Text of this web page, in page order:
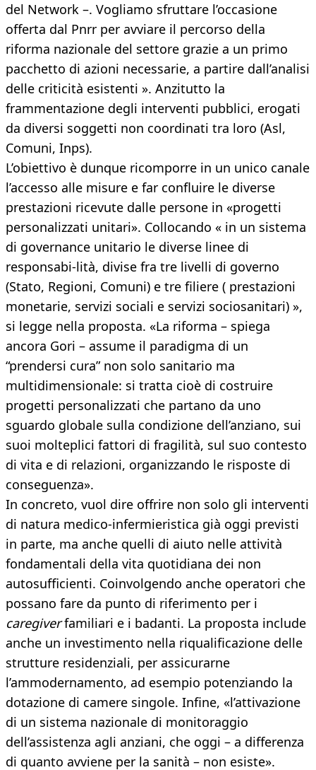
del Network –. Vogliamo sfruttare l’occasione
offerta dal Pnrr per avviare il percorso della
riforma nazionale del settore grazie a un primo
pacchetto di azioni necessarie, a partire dall’analisi
delle criticità esistenti ». Anzitutto la
frammentazione degli interventi pubblici, erogati
da diversi soggetti non coordinati tra loro (Asl,
Comuni, Inps).
L’obiettivo è dunque ricomporre in un unico canale
l’accesso alle misure e far confluire le diverse
prestazioni ricevute dalle persone in «progetti
personalizzati unitari». Collocando « in un sistema
di governance unitario le diverse linee di
responsabi-lità, divise fra tre livelli di governo
(Stato, Regioni, Comuni) e tre filiere ( prestazioni
monetarie, servizi sociali e servizi sociosanitari) »,
si legge nella proposta. «La riforma – spiega
ancora Gori – assume il paradigma di un
“prendersi cura” non solo sanitario ma
multidimensionale: si tratta cioè di costruire
progetti personalizzati che partano da uno
sguardo globale sulla condizione dell’anziano, sui
suoi molteplici fattori di fragilità, sul suo contesto
di vita e di relazioni, organizzando le risposte di
conseguenza».
In concreto, vuol dire offrire non solo gli interventi
di natura medico-infermieristica già oggi previsti
in parte, ma anche quelli di aiuto nelle attività
fondamentali della vita quotidiana dei non
autosufficienti. Coinvolgendo anche operatori che
possano fare da punto di riferimento per i
caregiverfamiliari e i badanti. La proposta include
anche un investimento nella riqualificazione delle
strutture residenziali, per assicurarne
l’ammodernamento, ad esempio potenziando la
dotazione di camere singole. Infine, «l’attivazione
di un sistema nazionale di monitoraggio
dell’assistenza agli anziani, che oggi – a differenza
di quanto avviene per la sanità – non esiste».